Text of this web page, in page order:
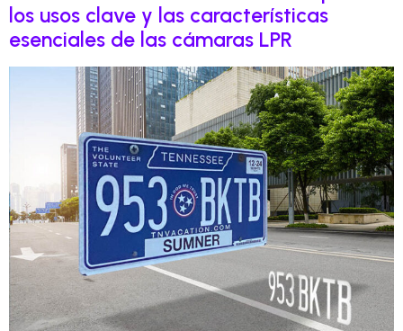
los usos clave y las características
esenciales de las cámaras LPR